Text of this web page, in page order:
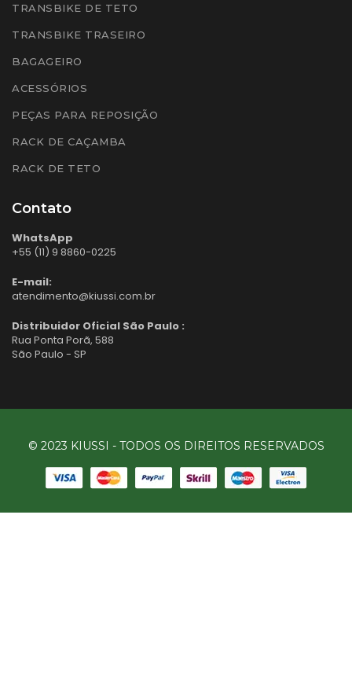
TRANSBIKE DE TETO
TRANSBIKE TRASEIRO
BAGAGEIRO
ACESSÓRIOS
PEÇAS PARA REPOSIÇÃO
RACK DE CAÇAMBA
RACK DE TETO
Contato
WhatsApp
+55 (11) 9 8860-0225
E-mail:
atendimento@kiussi.com.br
Distribuidor Oficial São Paulo :
Rua Ponta Porã, 588
São Paulo - SP
© 2023 KIUSSI - TODOS OS DIREITOS RESERVADOS